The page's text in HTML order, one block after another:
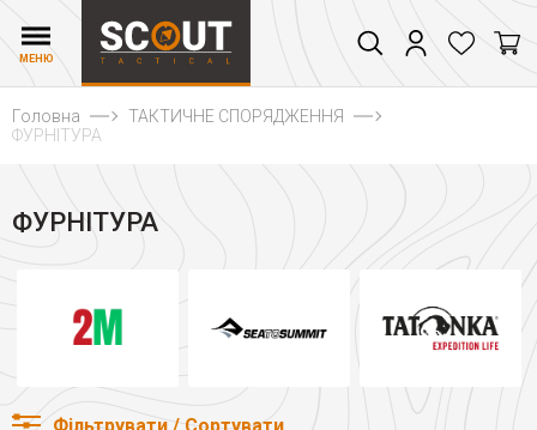
МЕНЮ
Головна
ТАКТИЧНЕ СПОРЯДЖЕННЯ
ФУРНІТУРА
ФУРНІТУРА
Фільтрувати / Сортувати